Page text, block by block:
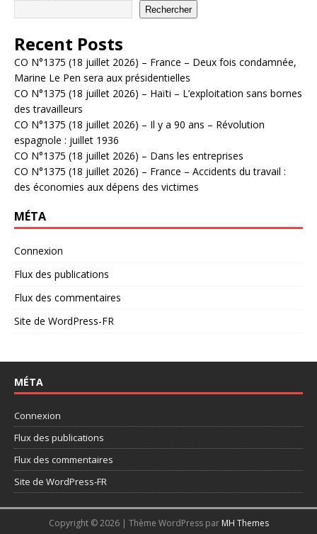
Rechercher
Recent Posts
CO N°1375 (18 juillet 2026) – France – Deux fois condamnée,
Marine Le Pen sera aux présidentielles
CO N°1375 (18 juillet 2026) – Haïti – L’exploitation sans bornes
des travailleurs
CO N°1375 (18 juillet 2026) – Il y a 90 ans – Révolution
espagnole : juillet 1936
CO N°1375 (18 juillet 2026) – Dans les entreprises
CO N°1375 (18 juillet 2026) – France – Accidents du travail :
des économies aux dépens des victimes
MÉTA
Connexion
Flux des publications
Flux des commentaires
Site de WordPress-FR
MÉTA
Connexion
Flux des publications
Flux des commentaires
Site de WordPress-FR
Copyright © 2026 | Thème WordPress par MH Themes